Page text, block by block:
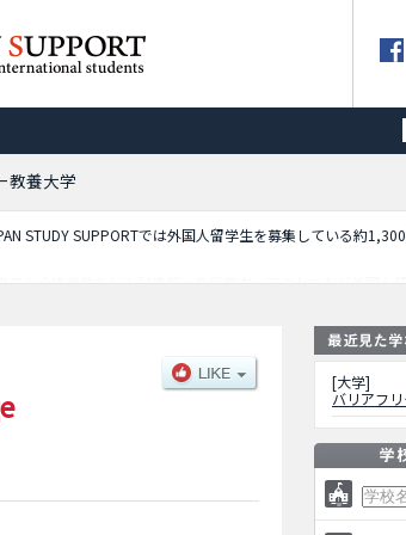
教養大学
STUDY SUPPORTでは外国人留学生を募集している約
や合格者数など入試情報、施設案内、アクセスなど外国人
[大学]
バリアフ